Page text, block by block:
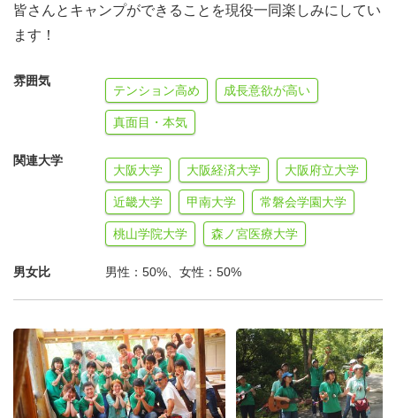
ご相談ください。
皆さんとキャンプができることを現役一同楽しみにしてい
ます！
雰囲気
テンション高め 成長意欲が高い
真面目・本気
関連大学
大阪大学 大阪経済大学 大阪府立大学
近畿大学 甲南大学 常磐会学園大学
桃山学院大学 森ノ宮医療大学
男女比 男性：50%、女性：50%